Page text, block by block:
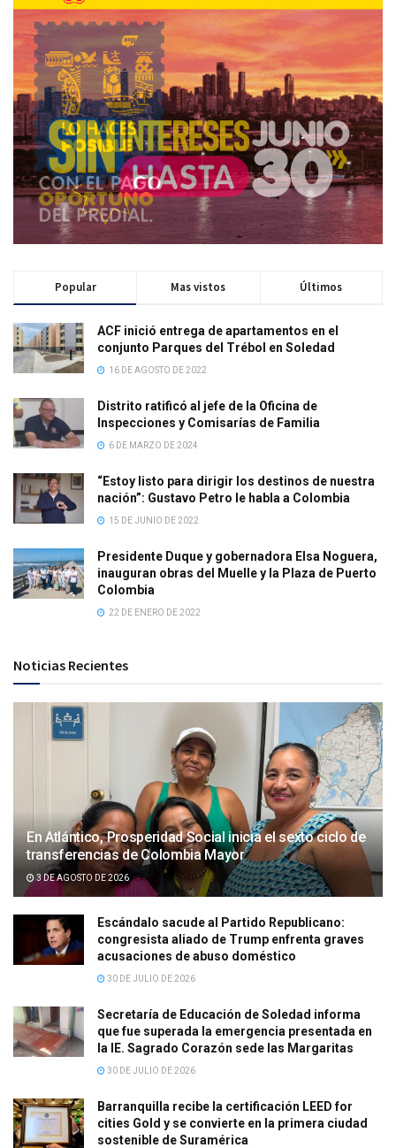
Popular Mas vistos Últimos
ACF inició entrega de apartamentos en el
conjunto Parques del Trébol en Soledad
16 DE AGOSTO DE 2022
Distrito ratificó al jefe de la Oficina de
Inspecciones y Comisarías de Familia
6 DE MARZO DE 2024
“Estoy listo para dirigir los destinos de nuestra
nación”: Gustavo Petro le habla a Colombia
15 DE JUNIO DE 2022
Presidente Duque y gobernadora Elsa Noguera,
inauguran obras del Muelle y la Plaza de Puerto
Colombia
22 DE ENERO DE 2022
Noticias Recientes
En Atlántico, Prosperidad Social inicia el sexto ciclo de
transferencias de Colombia Mayor
3 DE AGOSTO DE 2026
Escándalo sacude al Partido Republicano:
congresista aliado de Trump enfrenta graves
acusaciones de abuso doméstico
30 DE JULIO DE 2026
Secretaría de Educación de Soledad informa
que fue superada la emergencia presentada en
la IE. Sagrado Corazón sede las Margaritas
30 DE JULIO DE 2026
Barranquilla recibe la certificación LEED for
cities Gold y se convierte en la primera ciudad
sostenible de Suramérica